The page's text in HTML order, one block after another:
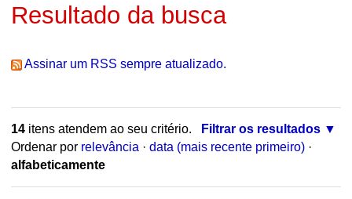
Resultado da busca
Assinar um RSS sempre atualizado.
14itens atendem ao seu critério.
Filtrar os resultados
Ordenar por relevância · data (mais recente primeiro) ·
alfabeticamente